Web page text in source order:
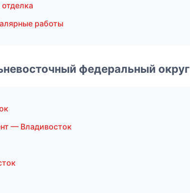
работы
федеральный округ
— Владивосток